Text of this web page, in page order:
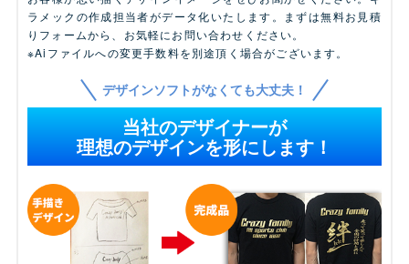
ラメックの作成担当者がデータ化いたします。まずは無料お見積
りフォームから、お気軽にお問い合わせください。
※Aiファイルへの変更手数料を別途頂く場合がございます。
デザインソフトがなくても大丈夫！
当社のデザイナーが
理想のデザインを形にします！